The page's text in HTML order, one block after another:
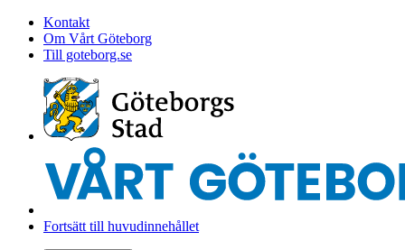
Kontakt
Om Vårt Göteborg
Till goteborg.se
Fortsätt till huvudinnehållet